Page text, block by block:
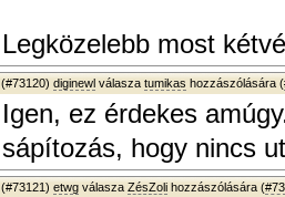
Legközelebb most
(#73120) diginewl válasza tumikas hozzászólására (
Igen, ez érdekes
sápítozás, hogy nincs
(#73121) etwg válasza ZésZoli hozzászólására (